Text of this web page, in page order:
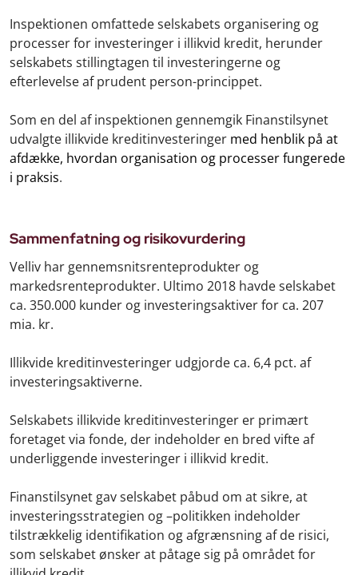
Inspektionen omfattede selskabets organisering og
processer for investeringer i illikvid kredit, herunder
selskabets stillingtagen til investeringerne og
efterlevelse af prudent person-princippet.
Som en del af inspektionen gennemgik Finanstilsynet
udvalgte illikvide kreditinvesteringer med henblik på at
afdække, hvordan organisation og processer fungerede
i praksis.
Sammenfatning og risikovurdering
Velliv har gennemsnitsrenteprodukter og
markedsrenteprodukter. Ultimo 2018 havde selskabet
ca. 350.000 kunder og investeringsaktiver for ca. 207
mia. kr.
Illikvide kreditinvesteringer udgjorde ca. 6,4 pct. af
investeringsaktiverne.
Selskabets illikvide kreditinvesteringer er primært
foretaget via fonde, der indeholder en bred vifte af
underliggende investeringer i illikvid kredit.
Finanstilsynet gav selskabet påbud om at sikre, at
investeringsstrategien og –politikken indeholder
tilstrækkelig identifikation og afgrænsning af de risici,
som selskabet ønsker at påtage sig på området for